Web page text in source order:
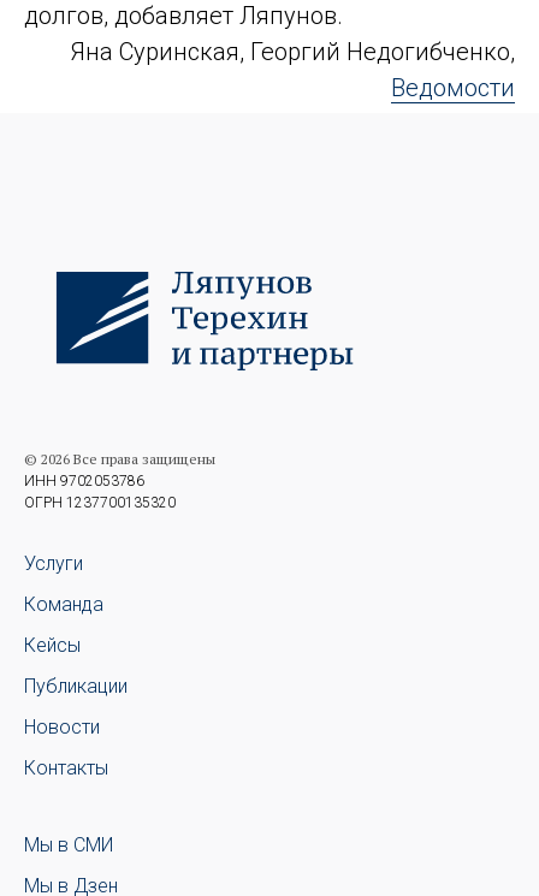
долгов, добавляет Ляпунов.
Яна Суринская, Георгий Недогибченко,
Ведомости
© 2026 Все права защищены
ИНН 9702053786
ОГРН 1237700135320
Услуги
Команда
Кейсы
Публикации
Новости
Контакты
Мы в СМИ
Мы в Дзен